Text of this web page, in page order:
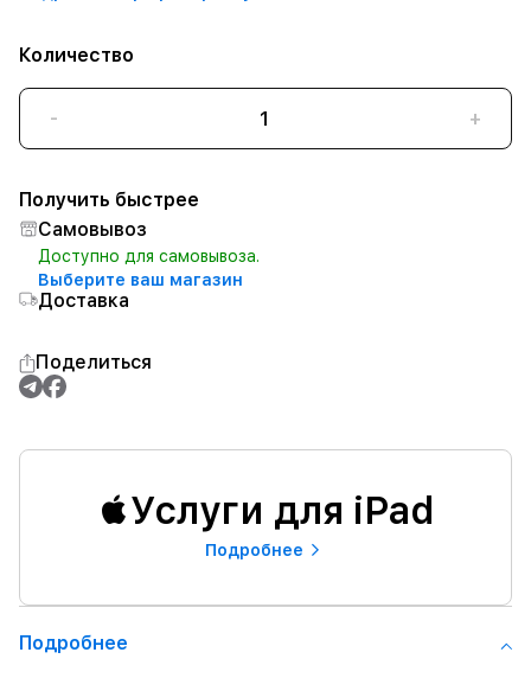
Количество
- +
Получить быстрее
Самовывоз
Доступно для самовывоза.
Выберите ваш магазин
Доставка
Поделиться
Услуги для iPad
Подробнее
Подробнее